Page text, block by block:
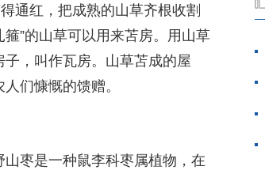
通红，把成熟的山草齐根收割
箍”的山草可以用来苫房。用山草
，叫作瓦房。山草苫成的屋
们慷慨的馈赠。
枣是一种鼠李科枣属植物，在